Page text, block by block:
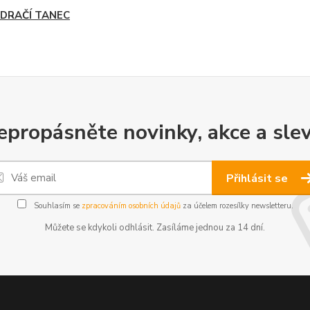
TANEC
novinky, akce a
Přihlásit se
Souhlasím se zpracováním osobních údajůza účelem rozesílky newsletteru.
Můžete se kdykoli odhlásit. Zasíláme jednou za 14 dní.